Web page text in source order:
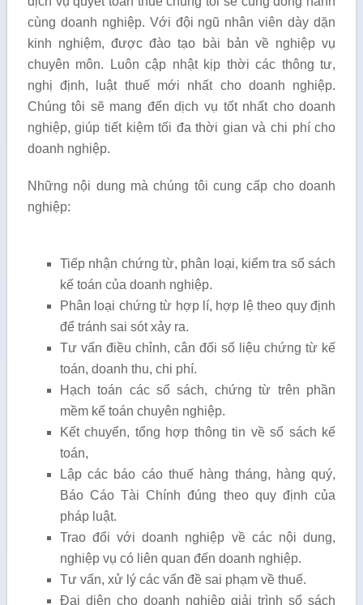
cùng doanh nghiệp. Với đội ngũ nhân viên dày dặn
kinh nghiệm, được đào tạo bài bản về nghiệp vụ
chuyên môn. Luôn cập nhật kịp thời các thông tư,
nghị định, luật thuế mới nhất cho doanh nghiệp.
Chúng tôi sẽ mang đến dịch vụ tốt nhất cho doanh
nghiệp, giúp tiết kiệm tối đa thời gian và chi phí cho
doanh nghiệp.
Những nội dung mà chúng tôi cung cấp cho doanh
nghiệp:
Tiếp nhận chứng từ, phân loại, kiểm tra sổ sách
kế toán của doanh nghiệp.
Phân loại chứng từ hợp lí, hợp lệ theo quy định
để tránh sai sót xảy ra.
Tư vấn điều chỉnh, cân đối số liệu chứng từ kế
toán, doanh thu, chi phí.
Hạch toán các sổ sách, chứng từ trên phần
mềm kế toán chuyên nghiệp.
Kết chuyển, tổng hợp thông tin về sổ sách kế
toán,
Lập các báo cáo thuế hàng tháng, hàng quý,
Báo Cáo Tài Chính đúng theo quy định của
pháp luật.
Trao đổi với doanh nghiệp về các nội dung,
nghiệp vụ có liên quan đến doanh nghiệp.
Tư vấn, xử lý các vấn đề sai phạm về thuế.
Đại diện cho doanh nghiệp giải trình sổ sách